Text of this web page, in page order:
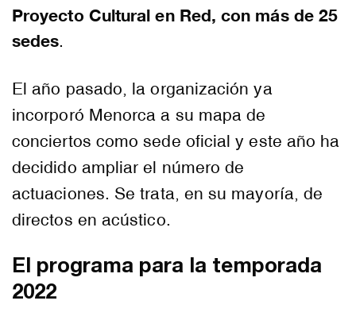
Proyecto Cultural en Red, con más de 25
sedes.
El año pasado, la organización ya
incorporó Menorca a su mapa de
conciertos como sede oficial y este año ha
decidido ampliar el número de
actuaciones. Se trata, en su mayoría, de
directos en acústico.
El programa para la temporada
2022